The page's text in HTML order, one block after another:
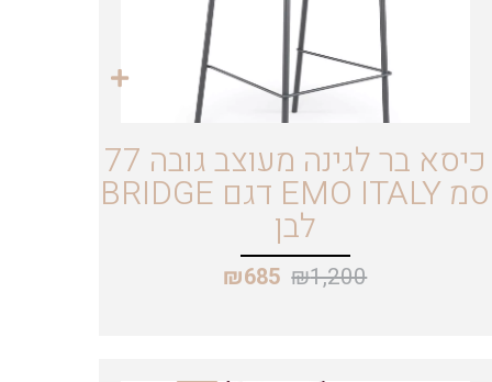
כיסא בר לגינה מעוצב גובה 77
סמ EMO ITALY דגם BRIDGE
לבן
₪1,200
₪685